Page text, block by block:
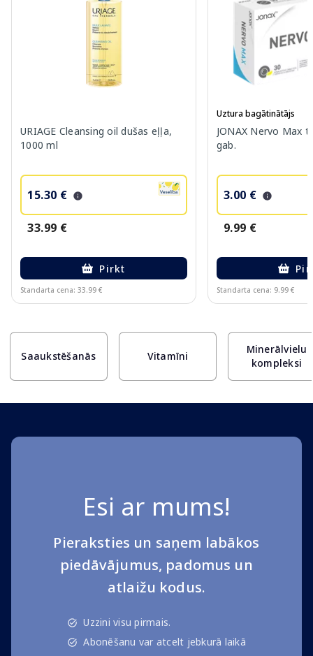
URIAGE Cleansing oil dušas eļļa,
1000 ml
15.30 €
33.99 €
Pirkt
Standarta cena: 33.99 €
Uztura bagātinātājs
JONAX Nervo Max
gab.
3.00 €
9.99 €
Standarta cena: 9.99 €
Saaukstēšanās Vitamīni
Minerālvielu
kompleksi
Esi ar mums!
Pieraksties un saņem labākos
piedāvājumus, padomus un
atlaižu kodus.
Uzzini visu pirmais.
Abonēšanu var atcelt jebkurā laikā